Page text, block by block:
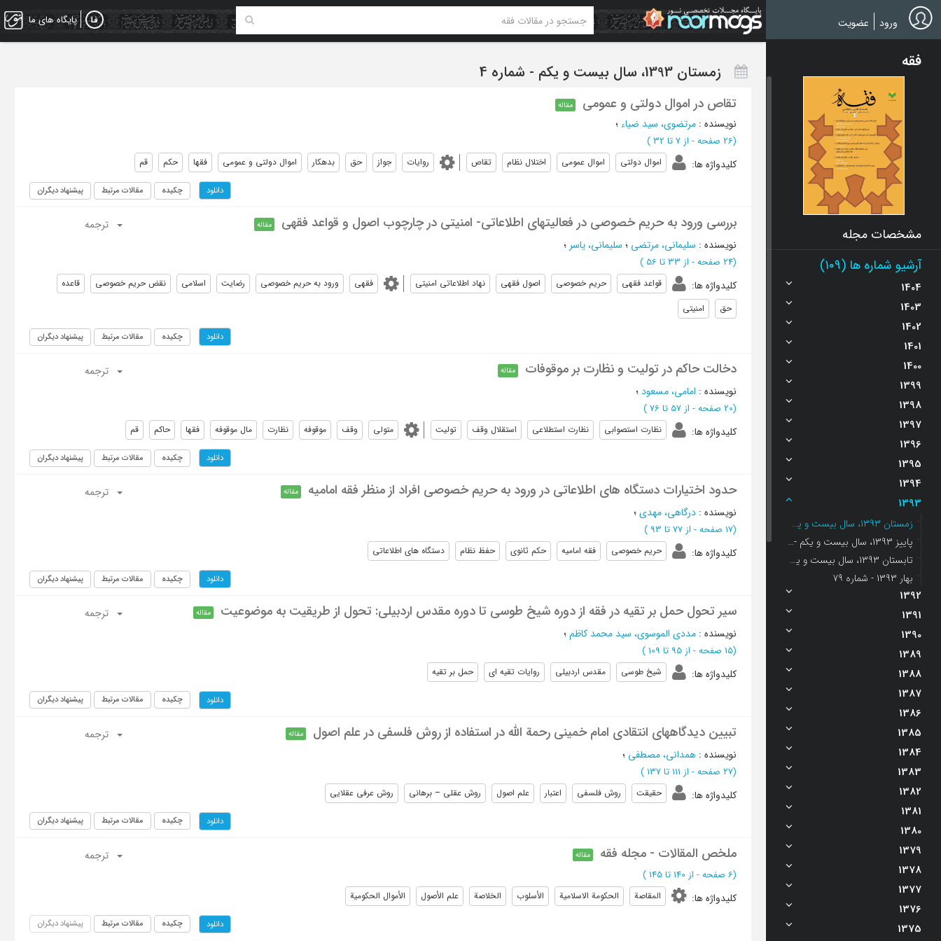
Skip
to
main
پایگاه های ما ورود عضویت
فقه
مشخصات مجله
آرشیو شماره ها (109)
1404
1403
1402
1401
1400
1399
1398
1397
1396
1395
1394
1393
زمستان 1393، سال بیست و یکم - شماره 4
پاییز 1393، سال بیست و یکم - شماره 3
تابستان 1393، سال بیست و یکم - شماره 2
بهار 1393 - شماره 79
1392
1391
1390
1389
1388
1387
1386
1385
1384
1383
1382
1381
1380
1379
1378
1377
1376
1375
زمستان 1393، سال بیست و یکم - شماره 4
تقاص در اموال دولتی و عمومی مقاله
نویسنده : مرتضوی، سید ضیاء ؛
(‎26 صفحه - از 7 تا 32 )
کلیدواژه ها: اموال دولتی اموال عمومی اختلال نظام تقاص روایات جواز حق بدهکار اموال دولتی و عمومی فقها حکم قم
دانلود چکیده مقالات مرتبط پیشنهاد دیگران
بررسی ورود به حریم خصوصی در فعالیت‏های اطلاعاتی- امنیتی در چارچوب اصول و قواعد فقهی مقاله
ترجمه
نویسنده : سلیمانی، مرتضی ؛ سلیمانی، یاسر ؛
(‎24 صفحه - از 33 تا 56 )
کلیدواژه ها: قواعد فقهی حریم خصوصی اصول فقهی نهاد اطلاعاتی امنیتی فقهی ورود به حریم خصوصی رضایت اسلامی نقض حریم خصوصی
قاعده
حق
امنیتی
دانلود چکیده مقالات مرتبط پیشنهاد دیگران
دخالت حاکم در تولیت و نظارت بر موقوفات مقاله
ترجمه
نویسنده : امامی، مسعود؛
(‎20 صفحه - از 57 تا 76 )
کلیدواژه ها: نظارت استصوابی نظارت استطلاعی استقلال وقف تولیت متولی وقف موقوفه نظارت مال موقوفه فقها حاکم قم
دانلود چکیده مقالات مرتبط پیشنهاد دیگران
حدود اختیارات دستگاه های اطلاعاتی در ورود به حریم خصوصی افراد از منظر فقه امامیه مقاله
ترجمه
نویسنده : درگاهی، مهدی؛
(‎17 صفحه - از 77 تا 93 )
کلیدواژه ها: حریم خصوصی فقه امامیه حکم ثانوی حفظ نظام دستگاه های اطلاعاتی
دانلود چکیده مقالات مرتبط پیشنهاد دیگران
سیر تحول حمل بر تقیه در فقه از دوره شیخ طوسی تا دوره مقدس اردبیلی: تحول از طریقیت به موضوعیت مقاله
ترجمه
نویسنده : مددی الموسوی، سید محمد کاظم؛
(‎15 صفحه - از 95 تا 109 )
کلیدواژه ها: شیخ طوسی مقدس اردبیلی روایات تقیه ای حمل بر تقیه
دانلود چکیده مقالات مرتبط پیشنهاد دیگران
تبیین دیدگاههای انتقادی امام خمینی رحمة الله در استفاده از روش فلسفی در علم اصول مقاله
ترجمه
نویسنده : همدانی، مصطفی ؛
(‎27 صفحه - از 111 تا 137 )
کلیدواژه ها: حقیقت روش فلسفی اعتبار علم اصول روش عقلی – برهانی روش عرفی عقلایی
دانلود چکیده مقالات مرتبط پیشنهاد دیگران
ملخص المقالات - مجله فقه مقاله ترجمه
(‎6 صفحه - از 140 تا 145 )
کلیدواژه ها: المقاصة الحکومة الاسلامیة الأسلوب الخلاصة علم الأصول الأموال الحکومیة
دانلود چکیده مقالات مرتبط پیشنهاد دیگران